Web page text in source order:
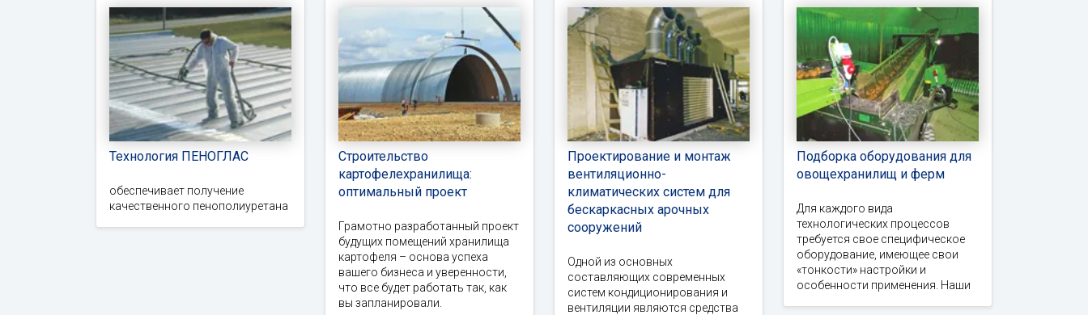
Технология ПЕНОГЛАС
обеспечивает получение
качественного пенополиуретана
Строительство
картофелехранилища:
оптимальный проект
Грамотно разработанный проект
будущих помещений хранилища
картофеля – основа успеха
вашего бизнеса и уверенности,
что все будет работать так, как
вы запланировали.
Проектирование и монтаж
вентиляционно-
климатических систем для
бескаркасных арочных
сооружений
Одной из основных
составляющих современных
систем кондиционирования и
вентиляции являются средства
Подборка оборудования для
овощехранилищ и ферм
Для каждого вида
технологических процессов
требуется свое специфическое
оборудование, имеющее свои
«тонкости» настройки и
особенности применения. Наши